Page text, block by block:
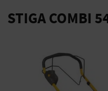
STIGA COMBI